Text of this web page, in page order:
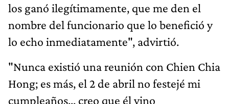
los ganó ilegítimamente, que me den el
nombre del funcionario que lo benefició y
lo echo inmediatamente", advirtió.
"Nunca existió una reunión con Chien Chia
Hong; es más, el 2 de abril no festejé mi
cumpleaños... creo que él vino